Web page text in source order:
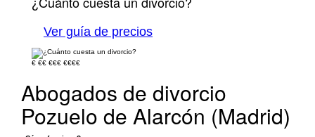
Ver guía de precios
€ €€ €€€ €€€€
Abogados de divorcio
Pozuelo de Alarcón (Madrid)